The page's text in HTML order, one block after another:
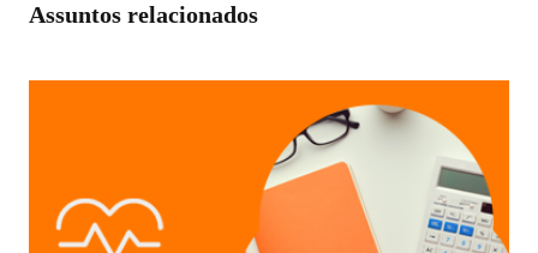
Assuntos relacionados